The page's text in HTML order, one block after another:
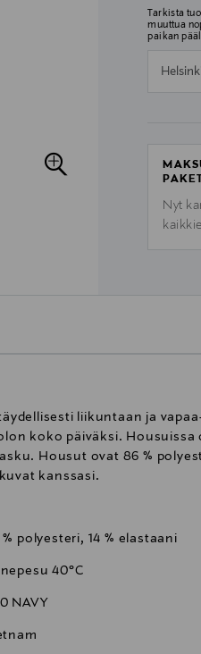
Tarkista
muuttua
paikan
Helsinki
Nyt
liikuntaan ja
koko päiväksi.
Housut ovat 86 %
kanssasi.
polyesteri, 14 % elastaani
40°C
NAVY